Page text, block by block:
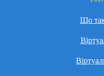
Що